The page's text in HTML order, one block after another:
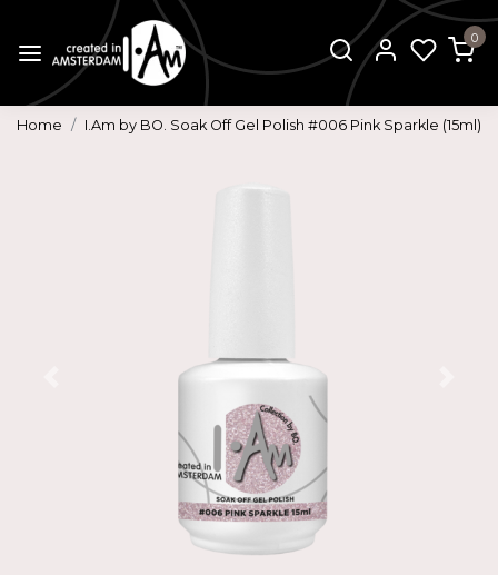
0
Home I.Am by BO. Soak Off Gel Polish #006 Pink Sparkle (15ml)